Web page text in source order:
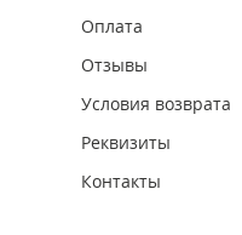
Оплата
Отзывы
Условия возврата
Реквизиты
Контакты